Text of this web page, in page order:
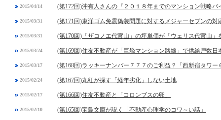
2015/04/14 (第172回)沖有人さんの『２０１８年までのマンション戦略バ
2015/03/31 (第171回)東洋ゴム免震偽装問題に対するメジャーセブンの対
2015/03/31 (第170回)「ザコノエ代官山」の坪単価が「ウェリス代官山」
2015/03/24 (第169回)住友不動産が「巨艦マンション路線」で供給戸数日
2015/03/17 (第168回)ラッキーナンバー７７７のご利益？「西新宿タワー
2015/02/24 (第167回)丸紅が探す「経年劣化」しない土地
2015/02/17 (第166回)住友不動産と「コロンブスの卵」
2015/02/10 (第165回)宝島文庫が説く「不動産心理学のコワ～い話」